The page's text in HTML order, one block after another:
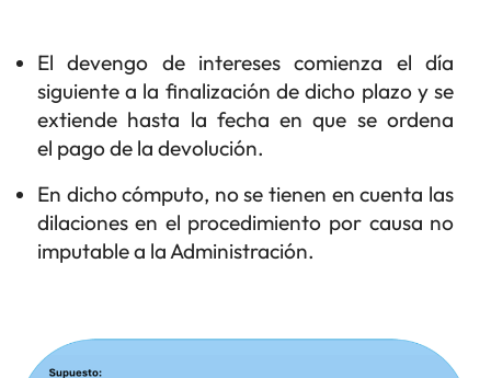
El devengo de intereses comienza el día
siguiente a la finalización de dicho plazo y se
extiende hasta la fecha en que se ordena
el pago de la devolución.
En dicho cómputo, no se tienen en cuenta las
dilaciones en el procedimiento por causa no
imputable a la Administración.